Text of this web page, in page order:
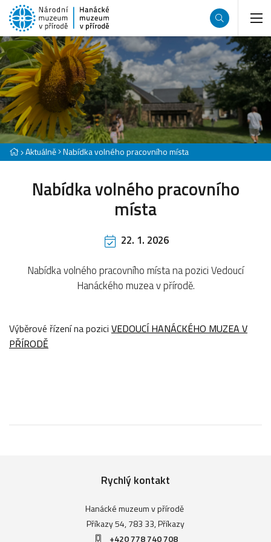
Aktuálně Nabídka volného pracovního místa
Nabídka volného pracovního
místa
22. 1. 2026
Nabídka volného pracovního místa na pozici Vedoucí
Hanáckého muzea v přírodě.
Výběrové řízení na pozici VEDOUCÍ HANÁCKÉHO MUZEA V
PŘÍRODĚ
Rychlý kontakt
Hanácké muzeum v přírodě
Příkazy 54, 783 33, Příkazy
+420778 740 708